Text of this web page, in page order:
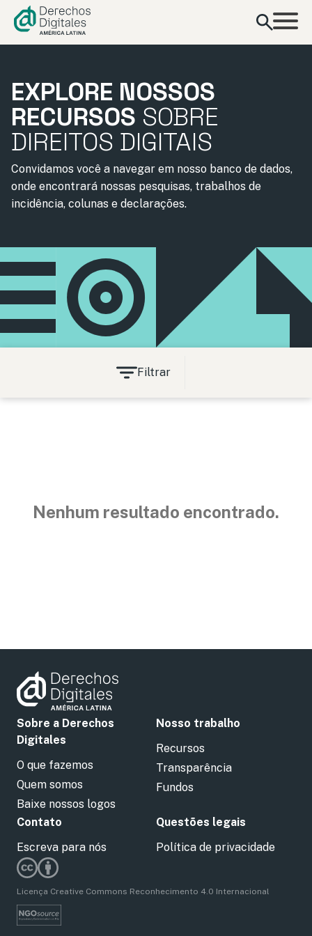
conteúdo
EXPLORE NOSSOS
RECURSOS SOBRE
DIREITOS DIGITAIS
Convidamos você a navegar em nosso banco de dados,
onde encontrará nossas pesquisas, trabalhos de
incidência, colunas e declarações.
Filtrar
Nenhum resultado encontrado.
Sobre a Derechos
Digitales
O que fazemos
Quem somos
Baixe nossos logos
Nosso trabalho
Recursos
Transparência
Fundos
Contato
Escreva para nós
Questões legais
Política de privacidade
Licença Creative Commons Reconhecimento 4.0 Internacional